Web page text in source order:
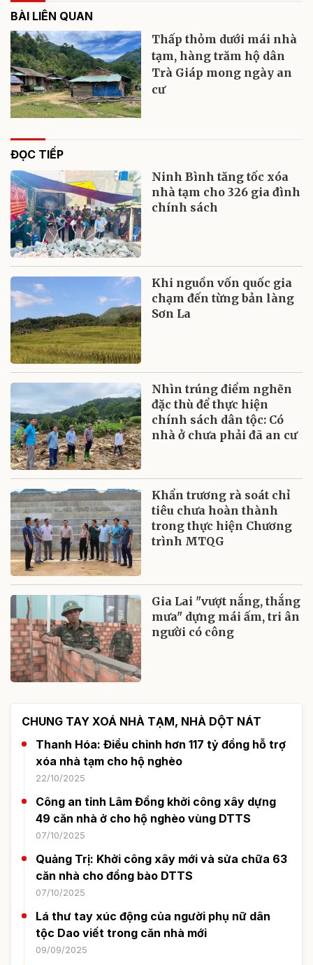
BÀI LIÊN QUAN
Thấp thỏm dưới mái nhà
tạm, hàng trăm hộ dân
Trà Giáp mong ngày an
cư
ĐỌC TIẾP
Ninh Bình tăng tốc xóa
nhà tạm cho 326 gia đình
chính sách
Khi nguồn vốn quốc gia
chạm đến từng bản làng
Sơn La
Nhìn trúng điểm nghẽn
đặc thù để thực hiện
chính sách dân tộc: Có
nhà ở chưa phải đã an cư
Khẩn trương rà soát chỉ
tiêu chưa hoàn thành
trong thực hiện Chương
trình MTQG
Gia Lai "vượt nắng, thắng
mưa" dựng mái ấm, tri ân
người có công
CHUNG TAY XOÁ NHÀ TẠM, NHÀ DỘT NÁT
Thanh Hóa: Điều chỉnh hơn 117 tỷ đồng hỗ trợ
xóa nhà tạm cho hộ nghèo
22/10/2025
Công an tỉnh Lâm Đồng khởi công xây dựng
49 căn nhà ở cho hộ nghèo vùng DTTS
07/10/2025
Quảng Trị: Khởi công xây mới và sửa chữa 63
căn nhà cho đồng bào DTTS
07/10/2025
Lá thư tay xúc động của người phụ nữ dân
tộc Dao viết trong căn nhà mới
09/09/2025